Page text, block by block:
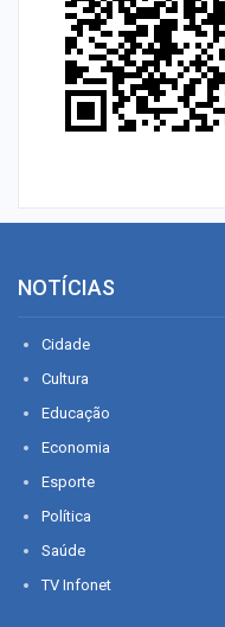
NOTÍCIAS
Cidade
Cultura
Educação
Economia
Esporte
Política
Saúde
TV Infonet